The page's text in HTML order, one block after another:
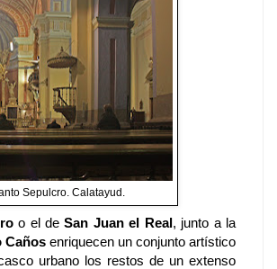
Sepulcro. Calatayud.
o el deSan Juan el Real, junto a la
Caños enriquecen un conjunto artístico
urbano los restos de un extenso